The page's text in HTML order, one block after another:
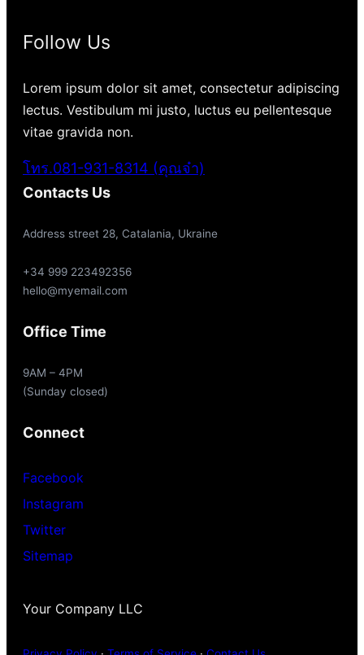
Follow Us
Lorem ipsum dolor sit amet, consectetur adipiscing
lectus. Vestibulum mi justo, luctus eu pellentesque
vitae gravida non.
โทร.081-931-8314 (คุณจ๋า)
Contacts Us
Address street 28, Catalania, Ukraine
+34 999 223492356
hello@myemail.com
Office Time
9AM – 4PM
(Sunday closed)
Connect
Facebook
Instagram
Twitter
Sitemap
Your Company LLC